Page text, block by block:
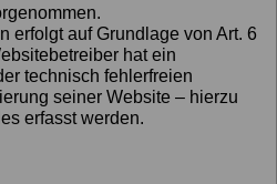
erfolgt auf Grundlage von Art. 6
hat ein
technisch fehlerfreien
seiner Website – hierzu
erfasst werden.